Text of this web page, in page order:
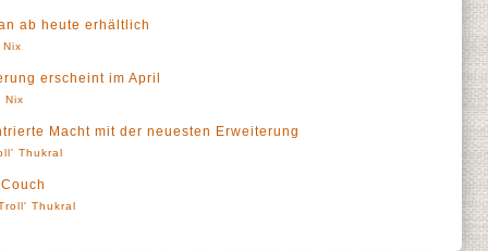
ab heute erhältlich
erscheint im April
Nix
Macht mit der neuesten Erweiterung
Thukral
Thukral